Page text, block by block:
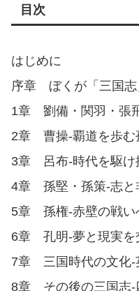
目次
はじめに
序章 ぼくが「三国志
1章 劉備・関羽・張
2章 曹操-覇道を歩む
3章 呂布-時代を駆け
4章 孫堅・孫策-志と
5章 孫権-赤壁の戦い
6章 孔明-夢と現実を
7章 三国時代の文化-
8章 その後の三国志-